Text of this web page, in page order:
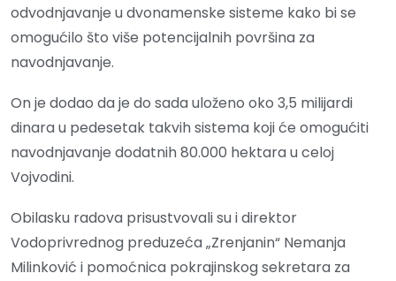
odvodnjavanje u dvonamenske sisteme kako bi se
omogućilo što više potencijalnih površina za
navodnjavanje.
On je dodao da je do sada uloženo oko 3,5 milijardi
dinara u pedesetak takvih sistema koji će omogućiti
navodnjavanje dodatnih 80.000 hektara u celoj
Vojvodini.
Obilasku radova prisustvovali su i direktor
Vodoprivrednog preduzeća „Zrenjanin“ Nemanja
Milinković i pomoćnica pokrajinskog sekretara za